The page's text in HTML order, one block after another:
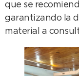
que se
garantizando la
material a